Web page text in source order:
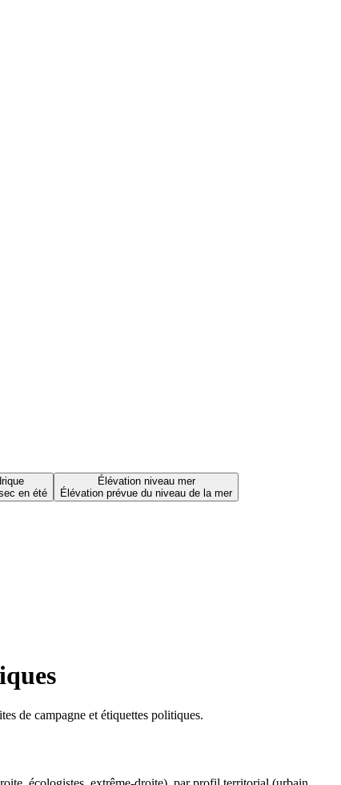
en été
Élévation niveau mer
Élévation prévue du niveau de la mer
de campagne et étiquettes politiques.